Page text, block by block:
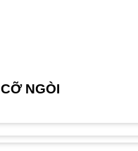
CỠ NGÒI